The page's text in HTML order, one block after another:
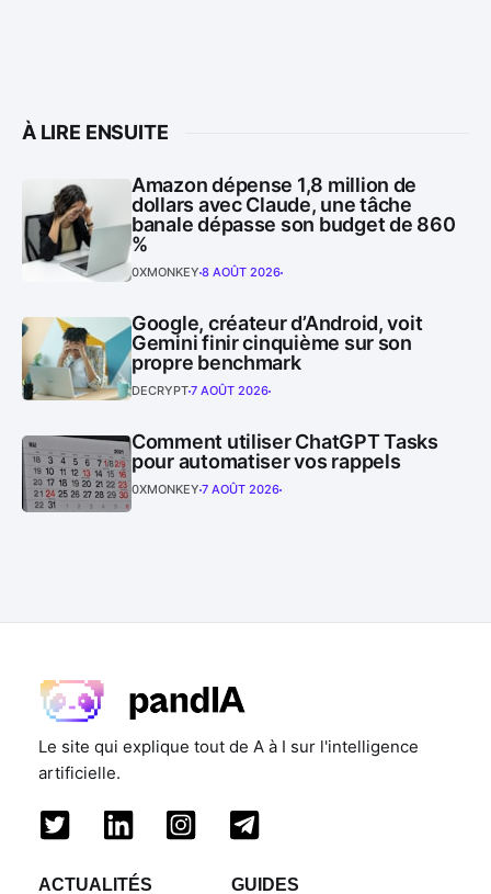
À LIRE ENSUITE
Amazon dépense 1,8 million de
dollars avec Claude, une tâche
banale dépasse son budget de 860
%
0XMONKEY 8 AOÛT 2026
Google, créateur d’Android, voit
Gemini finir cinquième sur son
propre benchmark
DECRYPT7 AOÛT 2026
Comment utiliser ChatGPT Tasks
pour automatiser vos rappels
0XMONKEY 7 AOÛT 2026
Le site qui explique tout de A à I sur l'intelligence
artificielle.
ACTUALITÉS GUIDES